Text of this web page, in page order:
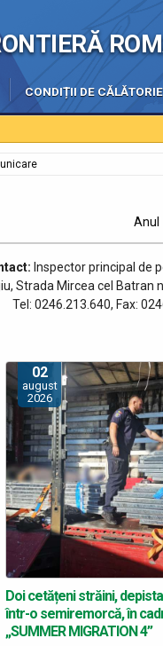
CONDIȚII DE CĂLĂTORIE
Anul
Inspector principal de
Strada Mircea cel Batran
Tel: 0246.213.640, Fax:
02
august
2026
Doi cetățeni străini,
într-o semiremorcă, în
„SUMMER MIGRATION 4”